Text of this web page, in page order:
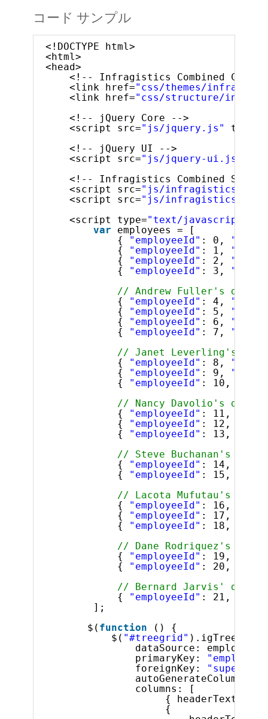
コード サンプル
<!DOCTYPE html>
<html>
<head>
<!-- Infragistics Combined CSS --
<link href="css/themes/
<link href="css/structure/
<!-- jQuery Core -->
<script src="js/jquery.js" type=
<!-- jQuery UI -->
<script src="js/jquery-ui.js"
<!-- Infragistics Combined
<script src="js/
<script src="js/
<script type="text/javascript"
var
employees = [
{
"employeeId" : 0,
{
"employeeId" : 1,
{
"employeeId" : 2,
{
"employeeId" : 3,
// Andrew Fuller's
{
"employeeId" : 4,
{
"employeeId" : 5,
{
"employeeId" : 6,
{
"employeeId" : 7,
// Janet Leverling's
{
"employeeId" : 8,
{
"employeeId" : 9,
{
"employeeId" : 10,
// Nancy Davolio's
{
"employeeId" : 11,
{
"employeeId" : 12,
{
"employeeId" : 13,
// Steve Buchanan's
{
"employeeId" : 14,
{
"employeeId" : 15,
// Lacota Mufutau's
{
"employeeId" : 16,
{
"employeeId" : 17,
{
"employeeId" : 18,
// Dane Rodriquez's
{
"employeeId" : 19,
{
"employeeId" : 20,
// Bernard Jarvis'
{
"employeeId" : 21,
];
$( function
() {
$( "#treegrid"
dataSource: employees,
primaryKey:
foreignKey:
autoGenerateColumns:
columns: [
{ headerText:
{